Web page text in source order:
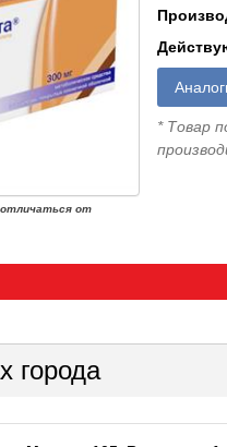
от
* Товар
города